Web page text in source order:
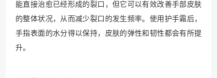
能直接治愈已经形成的裂口，但它可以有效改善手部皮肤
的整体状况，从而减少裂口的发生频率。使用护手霜后，
手指表面的水分得以保持，皮肤的弹性和韧性都会有所提
升。